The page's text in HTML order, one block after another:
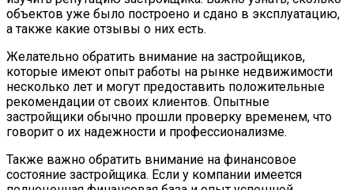
объектов уже было построено и сдано в эксплуатацию,
а также какие отзывы о них есть.
Желательно обратить внимание на застройщиков,
которые имеют опыт работы на рынке недвижимости
несколько лет и могут предоставить положительные
рекомендации от своих клиентов. Опытные
застройщики обычно прошли проверку временем, что
говорит о их надежности и профессионализме.
Также важно обратить внимание на финансовое
состояние застройщика. Если у компании имеется